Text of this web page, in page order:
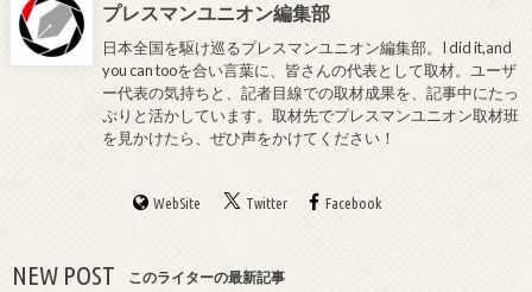
プレスマンユニオン編集部
日本全国を駆け巡るプレスマンユニオン編集部。I did it,and
you can tooを合い言葉に、皆さんの代表として取材。ユーザ
ー代表の気持ちと、記者目線での取材成果を、記事中にたっ
ぷりと活かしています。取材先でプレスマンユニオン取材班
を見かけたら、ぜひ声をかけてください！
WebSite Twitter Facebook
NEW POST このライターの最新記事